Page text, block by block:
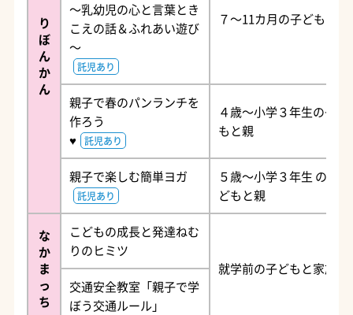
り
ぼ
ん
か
ん
～乳幼児の心と言葉とき
こえの話＆ふれあい遊び
～
託児あり
７～11カ月の子どもと親
親子で春のパンランチを
作ろう
♥
託児あり
４歳～小学３年生の子ど
もと親
親子で楽しむ簡単ヨガ
託児あり
５歳～小学３年生 の子
どもと親
な
か
ま
っ
ち
こどもの成長と発達ねむ
りのヒミツ
就学前の子どもと家族
交通安全教室「親子で学
ぼう交通ルール」